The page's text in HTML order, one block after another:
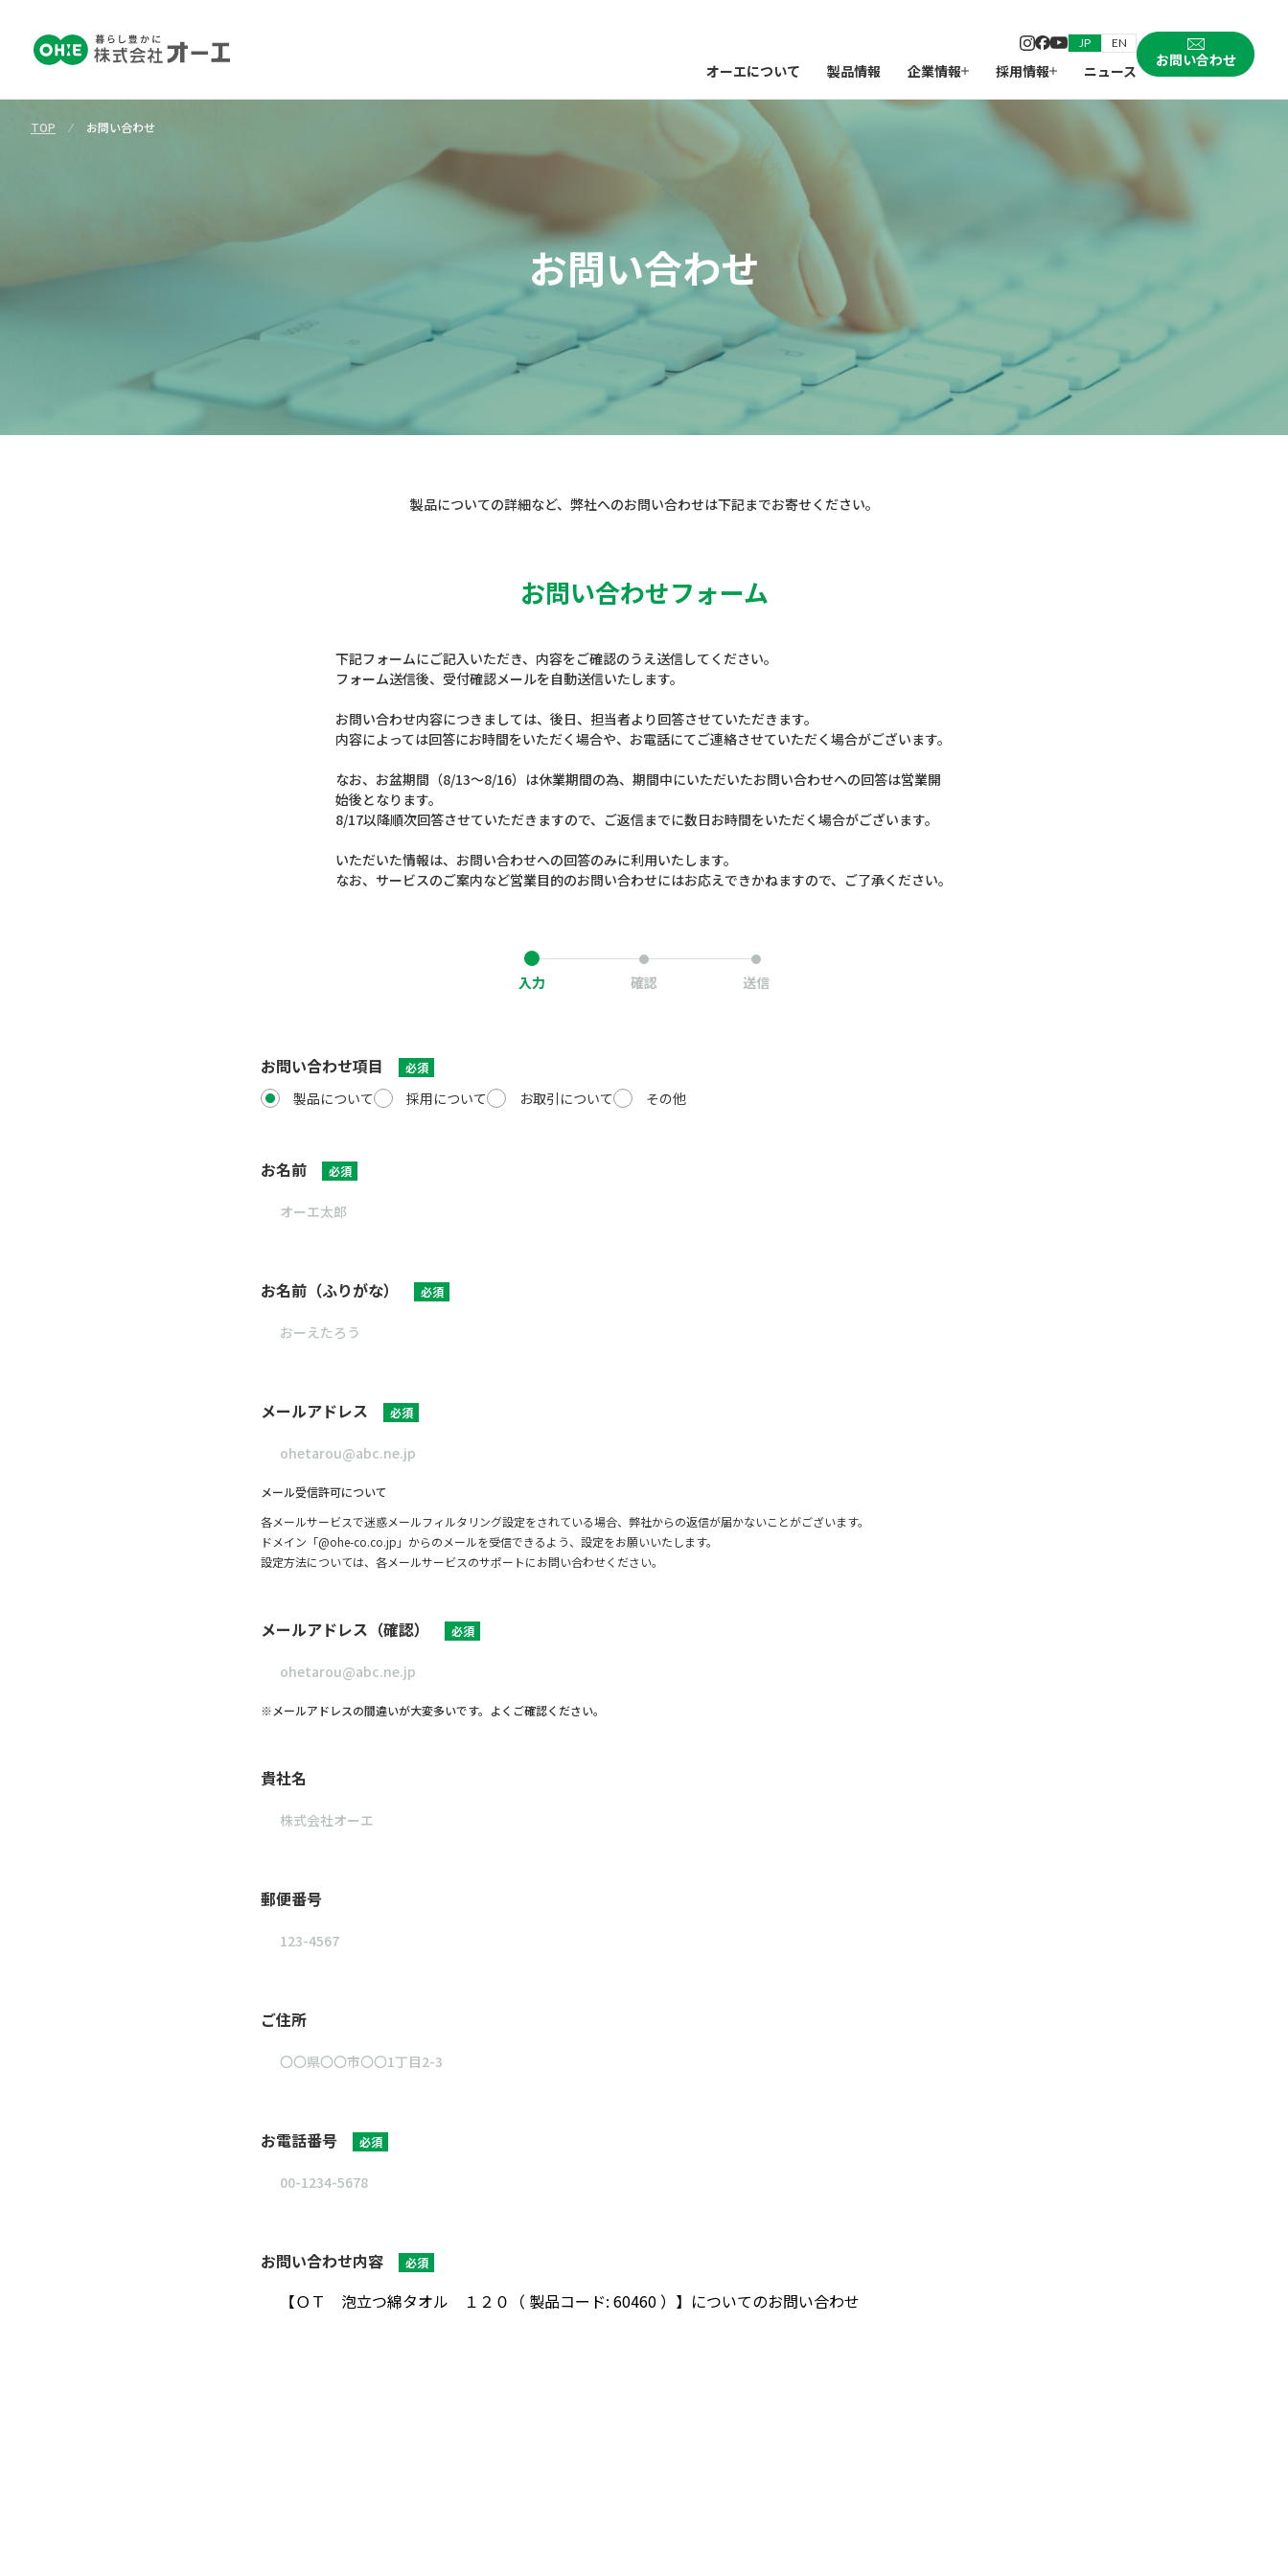
JP EN
オーエについて 製品情報 企業情報 採用情報 ニュース
お問い合わせ
TOP ⁄ お問い合わせ
お問い合わせ
製品についての詳細など、 弊社へのお問い合わせは下記までお寄せください。
お問い合わせフォーム
下記フォームにご記入いただき、内容をご確認のうえ送信してください。
フォーム送信後、受付確認メールを自動送信いたします。
お問い合わせ内容につきましては、後日、担当者より回答させていただきます。
内容によっては回答にお時間をいただく場合や、お電話にてご連絡させていただく場合がございます。
なお、お盆期間（8/13～8/16）は休業期間の為、期間中にいただいたお問い合わせへの回答は営業開
始後となります。
8/17以降順次回答させていただきますので、ご返信までに数日お時間をいただく場合がございます。
いただいた情報は、お問い合わせへの回答のみに利用いたします。
なお、サービスのご案内など営業目的のお問い合わせにはお応えできかねますので、ご了承ください。
入力 確認 送信
お問い合わせ項目 必須
製品について 採用について お取引について その他
お名前 必須
お名前（ふりがな） 必須
メールアドレス 必須
メール受信許可について
各メールサービスで迷惑メールフィルタリング設定をされている場合、弊社からの返信が届かないことがございます。
ドメイン「@ohe-co.co.jp」からのメールを受信できるよう、設定をお願いいたします。
設定方法については、各メールサービスのサポートにお問い合わせください。
メールアドレス（確認） 必須
※メールアドレスの間違いが大変多いです。よくご確認ください。
貴社名
郵便番号
ご住所
お電話番号 必須
お問い合わせ内容 必須